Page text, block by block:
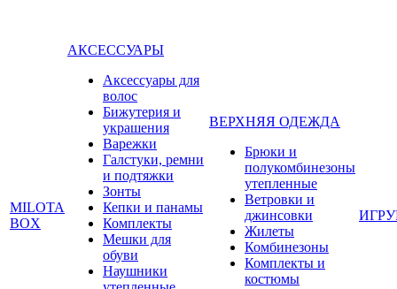
MILOTA
BOX
АКСЕССУАРЫ
Аксессуары для
волос
Бижутерия и
украшения
Варежки
Галстуки, ремни
и подтяжки
Зонты
Кепки и панамы
Комплекты
Мешки для
обуви
Наушники
ВЕРХНЯЯ ОДЕЖДА
Брюки и
полукомбинезоны
утепленные
Ветровки и
джинсовки
Жилеты
Комбинезоны
Комплекты и
костюмы